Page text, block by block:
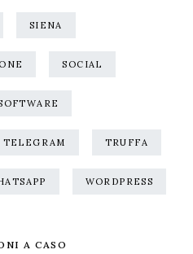
SIENA
SOCIAL
TELEGRAM TRUFFA
WORDPRESS
A CASO